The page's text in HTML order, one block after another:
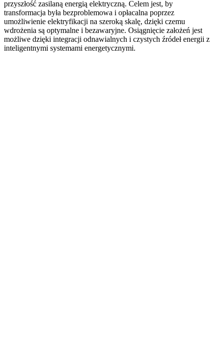
przyszłość zasilaną energią elektryczną. Celem jest, by
transformacja była bezproblemowa i opłacalna poprzez
umożliwienie elektryfikacji na szeroką skalę, dzięki czemu
wdrożenia są optymalne i bezawaryjne. Osiągnięcie założeń jest
możliwe dzięki integracji odnawialnych i czystych źródeł energii z
inteligentnymi systemami energetycznymi.